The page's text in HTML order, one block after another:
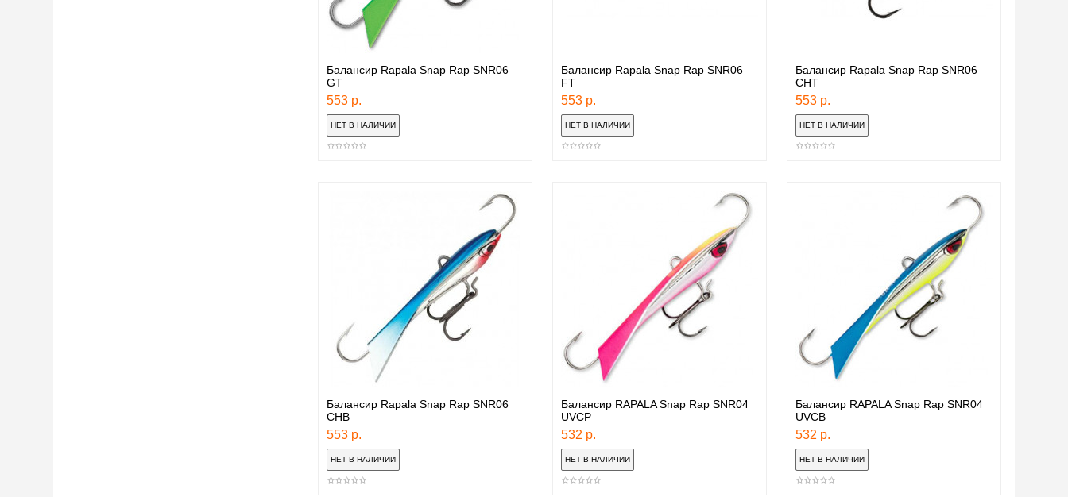
Балансир Rapala Snap Rap SNR06
GT
553 р.
Балансир Rapala Snap Rap SNR06
FT
553 р.
Балансир Rapala Snap Rap SNR06
CHT
553 р.
Балансир Rapala Snap Rap SNR06
CHB
553 р.
Балансир RAPALA Snap Rap SNR04
UVCP
532 р.
Балансир RAPALA Snap Rap SNR04
UVCB
532 р.